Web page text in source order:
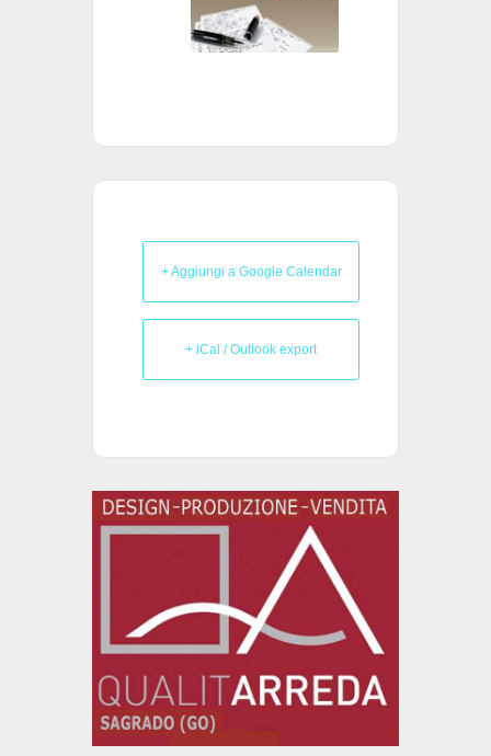
+ Aggiungi a Google Calendar
+ iCal / Outlook export